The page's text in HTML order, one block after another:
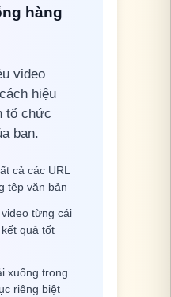
hàng
video
hiệu
tổ chức
bạn.
cả các URL
tệp văn bản
từng cái
quả tốt
xuống trong
riêng biệt